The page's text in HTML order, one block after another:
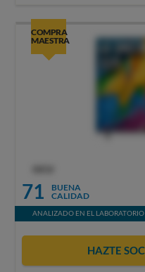
COMPRA
MAESTRA
71
BUENA
CALIDAD
ANALIZADO EN EL LABORATORIO
HAZTE